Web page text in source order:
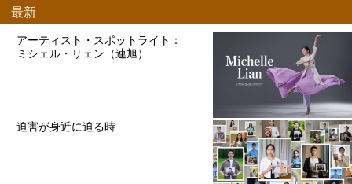
最新
アーティスト・スポットライト：
ミシェル・リェン（連旭）
迫害が身近に迫る時